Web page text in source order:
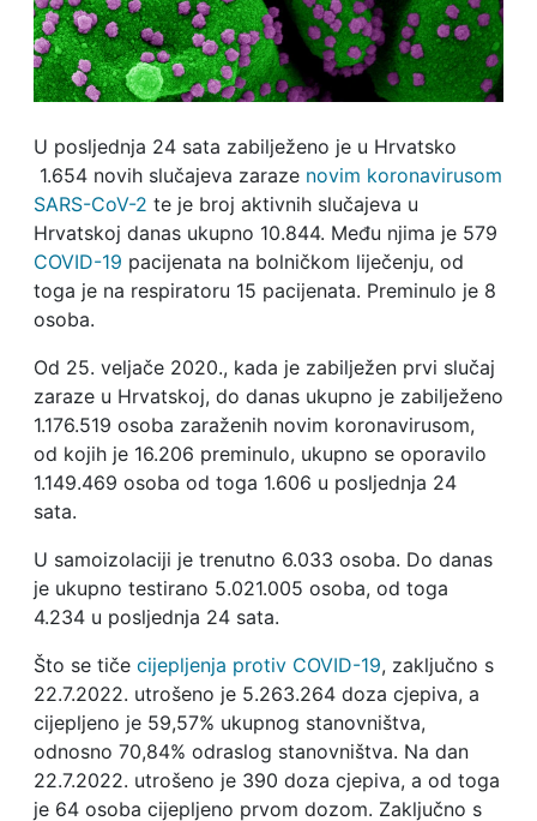
U posljednja 24 sata zabilježeno je u Hrvatsko
1.654 novih slučajeva zaraze novim koronavirusom
SARS-CoV-2 te je broj aktivnih slučajeva u
Hrvatskoj danas ukupno 10.844. Među njima je 579
COVID-19 pacijenata na bolničkom liječenju, od
toga je na respiratoru 15 pacijenata. Preminulo je 8
osoba.
Od 25. veljače 2020., kada je zabilježen prvi slučaj
zaraze u Hrvatskoj, do danas ukupno je zabilježeno
1.176.519 osoba zaraženih novim koronavirusom,
od kojih je 16.206 preminulo, ukupno se oporavilo
1.149.469 osoba od toga 1.606 u posljednja 24
sata.
U samoizolaciji je trenutno 6.033 osoba. Do danas
je ukupno testirano 5.021.005 osoba, od toga
4.234 u posljednja 24 sata.
Što se tiče cijepljenja protiv COVID-19, zaključno s
22.7.2022. utrošeno je 5.263.264 doza cjepiva, a
cijepljeno je 59,57% ukupnog stanovništva,
odnosno 70,84% odraslog stanovništva. Na dan
22.7.2022. utrošeno je 390 doza cjepiva, a od toga
je 64 osoba cijepljeno prvom dozom. Zaključno s